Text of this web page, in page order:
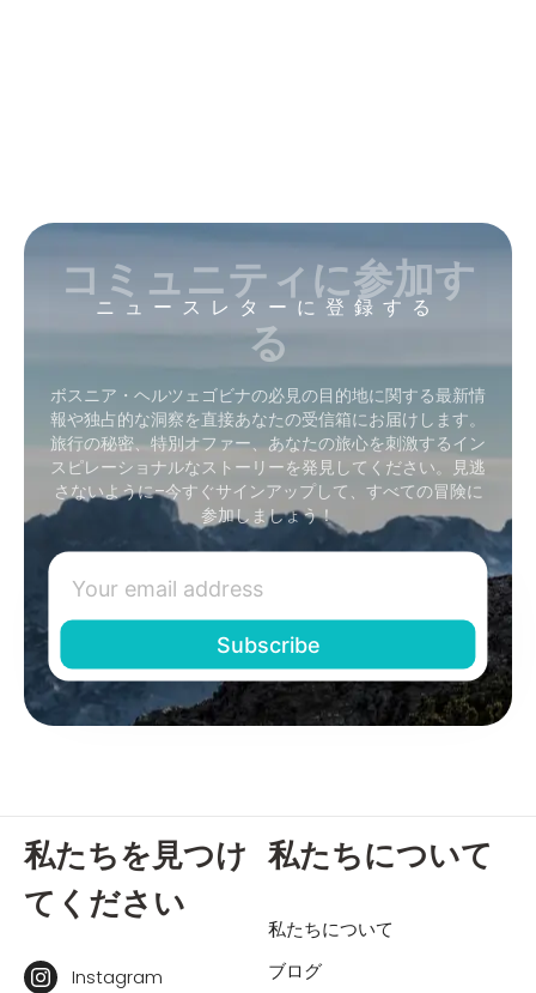
ニュースレターに登録する
コミュニティに参加す
る
ボスニア・ヘルツェゴビナの必見の目的地に関する最新情
報や独占的な洞察を直接あなたの受信箱にお届けします。
旅行の秘密、特別オファー、あなたの旅心を刺激するイン
スピレーショナルなストーリーを発見してください。見逃
さないように–今すぐサインアップして、すべての冒険に
参加しましょう！
私たちを見つけ
てください
Instagram
私たちについて
私たちについて
ブログ